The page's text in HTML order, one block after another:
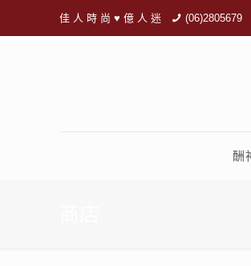
佳 人 時 尚 ♥ 億 人 迷 (06)2805679
酬